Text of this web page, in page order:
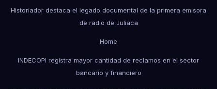
Historiador destaca el legado documental de la primera emisora
de radio de Juliaca
Home
INDECOPI registra mayor cantidad de reclamos en el sector
bancario y financiero